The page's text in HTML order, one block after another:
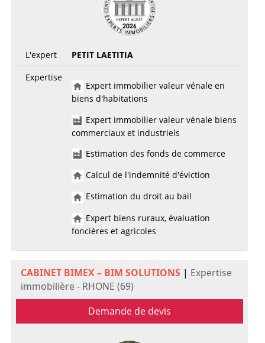
L'expert
PETIT LAETITIA
Expertise
Expert immobilier valeur vénale en
biens d'habitations
Expert immobilier valeur vénale biens
commerciaux et industriels
Estimation des fonds de commerce
Calcul de l'indemnité d'éviction
Estimation du droit au bail
Expert biens ruraux, évaluation
foncières et agricoles
CABINET BIMEX – BIM SOLUTIONS | Expertise
immobilière - RHONE (69)
Demande de devis